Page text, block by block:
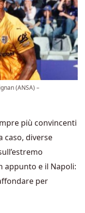
(ANSA) –
più convincenti
caso, diverse
appunto e il Napoli:
per